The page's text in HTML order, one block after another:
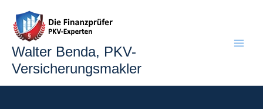
Inhalt
springen
Walter Benda, PKV-
Versicherungsmakler